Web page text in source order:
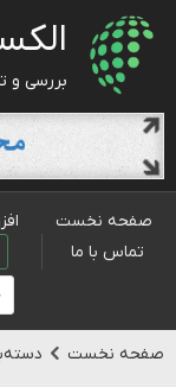
بررسی و
صفحه نخست
تماس با ما
صفحه نخست